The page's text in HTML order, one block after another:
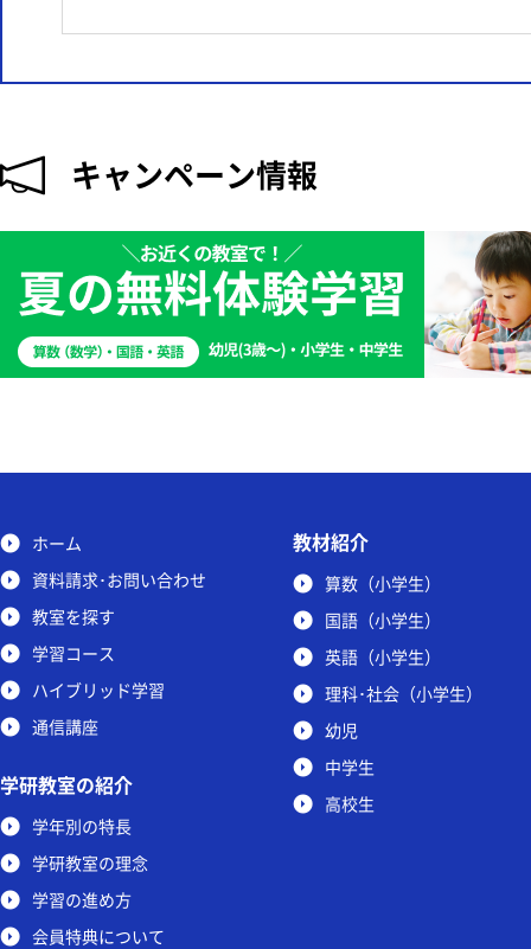
キャンペーン情報
ホーム
資料請求･お問い合わせ
教室を探す
学習コース
ハイブリッド学習
通信講座
学研教室の紹介
学年別の特長
学研教室の理念
学習の進め方
会員特典について
教材紹介
算数（小学生）
国語（小学生）
英語（小学生）
理科･社会（小学生）
幼児
中学生
高校生